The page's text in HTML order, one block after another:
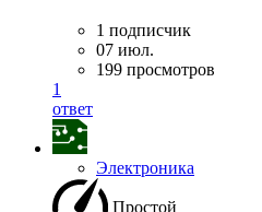
1 подписчик
07 июл.
199 просмотров
1
ответ
Электроника
Простой